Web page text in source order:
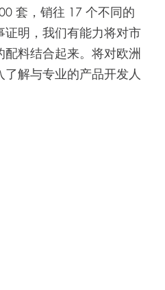
Global
套，销往 17 个不同的
明，我们有能力将对市
料结合起来。将对欧洲
解与专业的产品开发人